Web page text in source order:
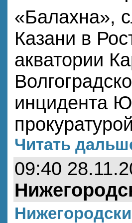
«Балахна»,
Казани в
акватории
инцидента
Читать
09:40